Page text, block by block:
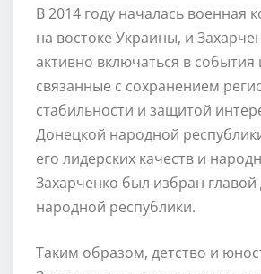
В 2014 году началась военная
на востоке Украины, и
активно включаться в события
связанные с сохранением
стабильности и защитой
Донецкой народной
его лидерских качеств и
Захарченко был избран
народной республики.
Таким образом, детство и